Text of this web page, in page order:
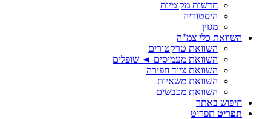
חדשות מקומיות
היסטוריה
מגזין
השוואת כלי צמ"ה
השוואת טרקטורים
השוואת מעמיסים ◄ שופלים
השוואת ציוד חפירה
השוואת משאיות
השוואת מכבשים
חיפוש באתר
תפריט תפריט